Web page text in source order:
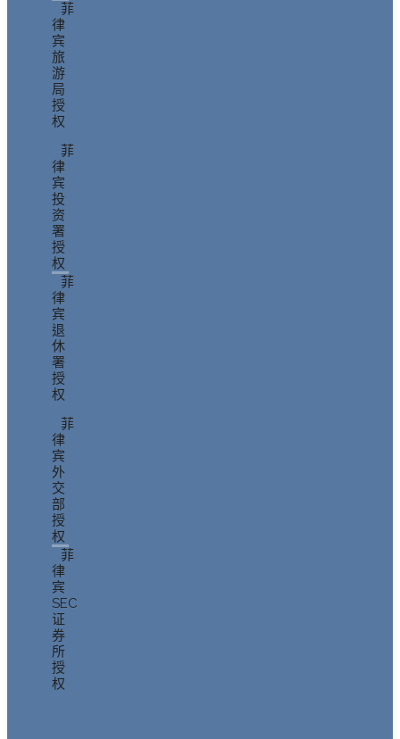
菲
律
宾
旅
游
局
授
权
菲
律
宾
投
资
署
授
权
菲
律
宾
退
休
署
授
权
菲
律
宾
外
交
部
授
权
菲
律
宾
SEC
证
券
所
授
权